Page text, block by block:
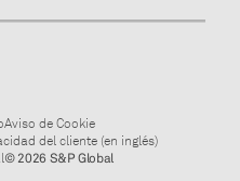
Aviso de Cookie
del cliente (en inglés)
© 2026 S&P Global